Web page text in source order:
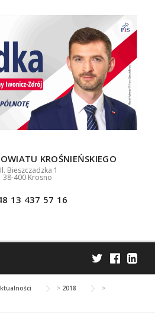
KROŚNIEŃSKIEGO
Bieszczadzka 1
38-400 Krosno
13 437 57 16
> 2018
>